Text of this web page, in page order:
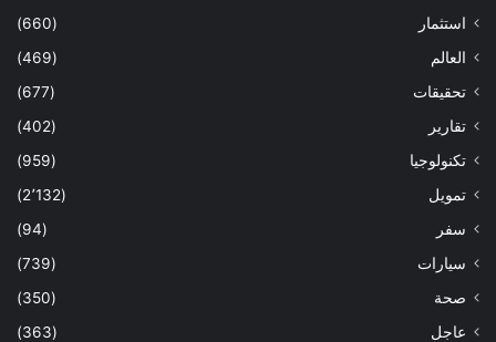
استثمار
(660)
العالم
(469)
تحقيقات
(677)
تقارير
(402)
تكنولوجيا
(959)
تمويل
(2٬132)
سفر
(94)
سيارات
(739)
صحة
(350)
عاجل
(363)